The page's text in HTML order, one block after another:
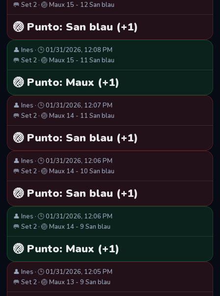
🥅 Set 2 · 🏐 Maux 15 - 12 San blau
🏐 Punto: San blau (+1)
👤 Ines · 🕒 01/31/2026, 12:08 PM
🥅 Set 2 · 🏐 Maux 15 - 11 San blau
🏐 Punto: Maux (+1)
👤 Ines · 🕒 01/31/2026, 12:07 PM
🥅 Set 2 · 🏐 Maux 14 - 11 San blau
🏐 Punto: San blau (+1)
👤 Ines · 🕒 01/31/2026, 12:06 PM
🥅 Set 2 · 🏐 Maux 14 - 10 San blau
🏐 Punto: San blau (+1)
👤 Ines · 🕒 01/31/2026, 12:06 PM
🥅 Set 2 · 🏐 Maux 14 - 9 San blau
🏐 Punto: Maux (+1)
👤 Ines · 🕒 01/31/2026, 12:05 PM
🥅 Set 2 · 🏐 Maux 13 - 9 San blau